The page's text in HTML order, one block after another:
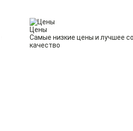
Цены
Самые низкие цены и лучшее
качество